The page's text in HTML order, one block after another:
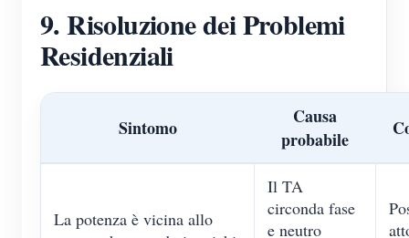
9. Risoluzione dei Problemi
Residenziali
Sintomo
Causa
probabile
La potenza è vicina allo
Il TA
circonda fase
e neutro